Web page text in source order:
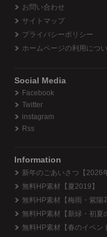
お問い合わせ
サイトマップ
プライバシーポリシー
ホームページの利用につ
Social Media
Facebook
Twitter
instagram
Rss
Information
新年のごあいさつ【2026
無料HP素材【夏2019】
無料HP素材【梅雨・紫陽
無料HP素材【新緑・初夏
無料HP素材【春のイベン